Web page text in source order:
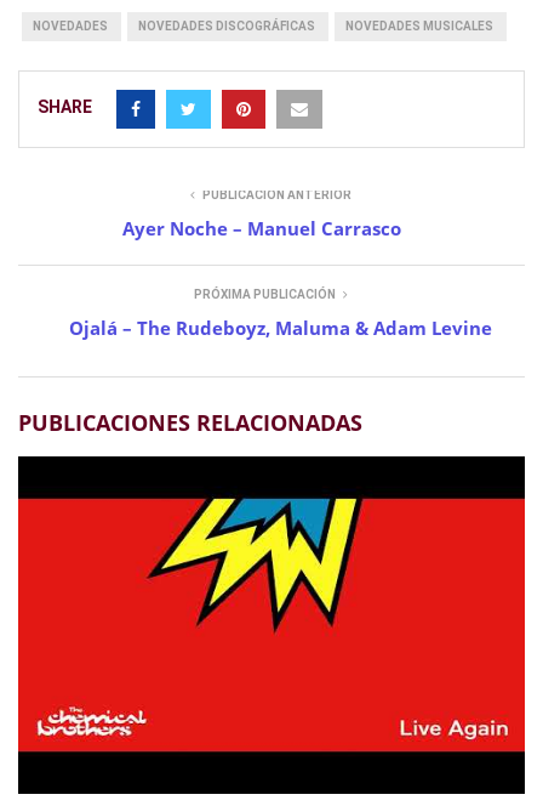
NOVEDADES NOVEDADES DISCOGRÁFICAS NOVEDADES MUSICALES
SHARE
PUBLICACIÓN ANTERIOR
Ayer Noche – Manuel Carrasco
PRÓXIMA PUBLICACIÓN
Ojalá – The Rudeboyz, Maluma & Adam Levine
PUBLICACIONES RELACIONADAS